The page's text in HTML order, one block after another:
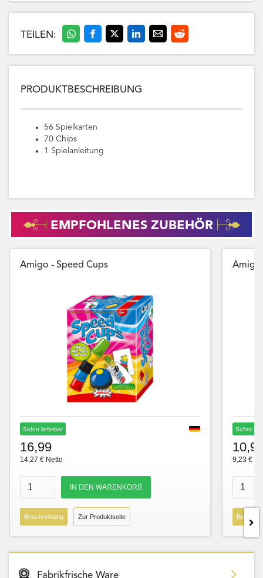
TEILEN:
PRODUKTBESCHREIBUNG
56 Spielkarten
70 Chips
1 Spielanleitung
EMPFOHLENES ZUBEHÖR
Amigo - Speed Cups
Sofort lieferbar
16,99
14,27 € Netto
Beschreibung Zur Produktseite
Amigo
Sofort
9,23 €
Fabrikfrische Ware